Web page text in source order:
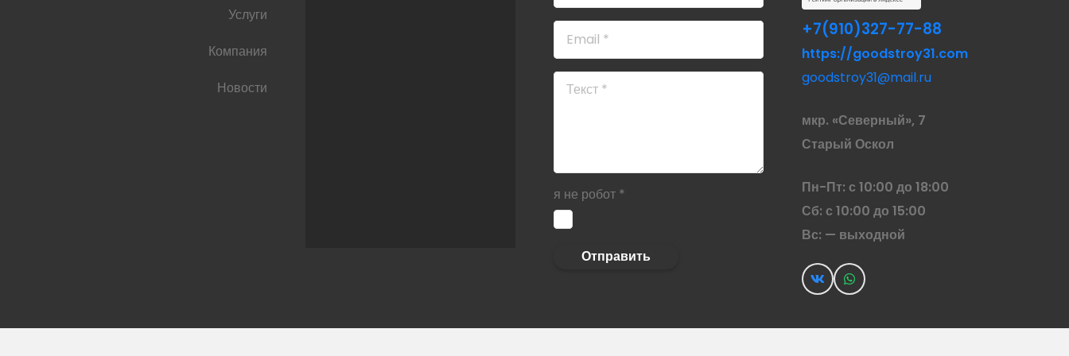
Услуги
Компания
Новости
я не робот *
Отправить
+7(910)327-77-88
https://goodstroy31.com
goodstroy31@mail.ru
мкр. «Северный», 7
Старый Оскол
Пн-Пт: с 10:00 до 18:00
Сб: с 10:00 до 15:00
Вс: — выходной